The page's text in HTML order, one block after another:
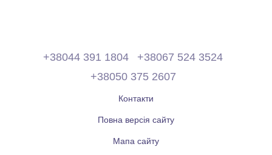
+38044 391 1804
+38067 524 3524
+38050 375 2607
Контакти
Повна версія сайту
Мапа сайту